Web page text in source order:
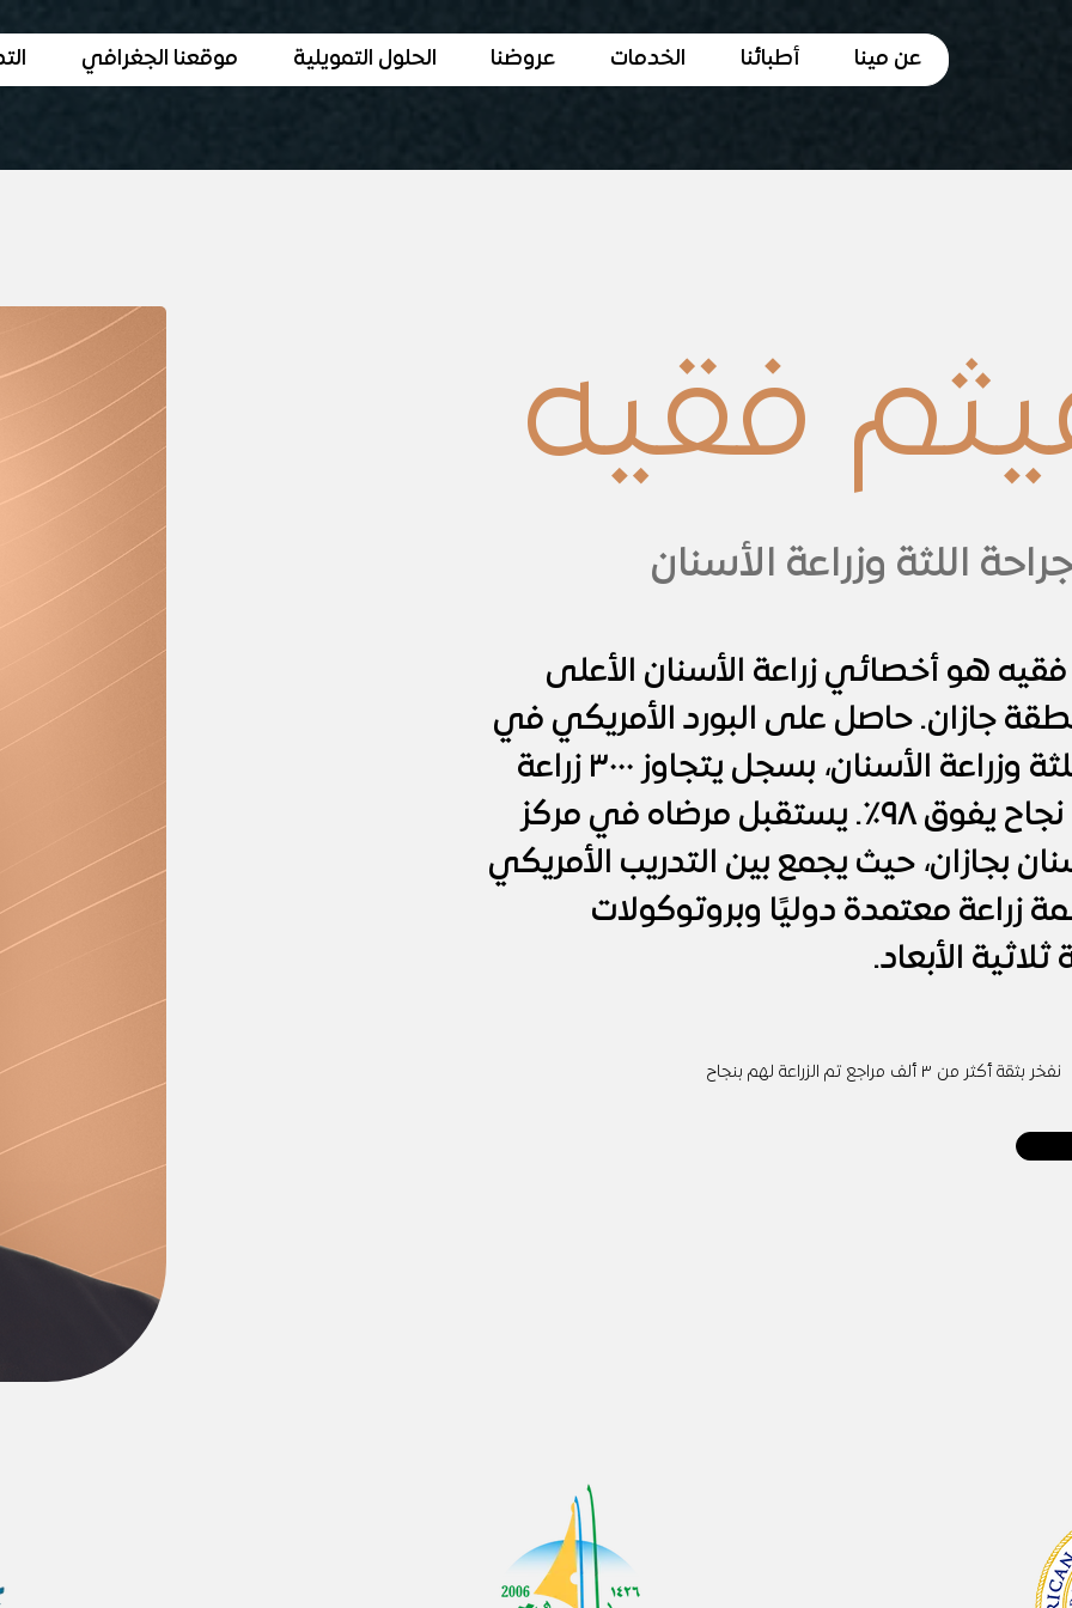
موقعنا الجغرافي الحلول التمويلية عروضنا الخدمات أطبائنا عن مينا
فقيه
هو أخصائي زراعة الأسنان الأعلى
جازان. حاصل على البورد الأمريكي في
علاج أمراض اللثة وزراعة الأسنان، بسجل يتجاوز ٣٠٠٠ زراعة
ناجحة ومعدل نجاح يفوق ٩٨٪.​ يستقبل مرضاه في مركز
بجازان، حيث يجمع بين التدريب الأمريكي
زراعة معتمدة دوليًا وبروتوكولات
الأبعاد.
نفخر بثقة أكثر من ٣ ألف مراجع تم الزراعة لهم بنجاح